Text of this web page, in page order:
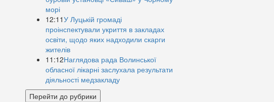
морі
12:11У Луцькій громаді
проінспектували укриття в закладах
освіти, щодо яких надходили скарги
жителів
11:12Наглядова рада Волинської
обласної лікарні заслухала результати
діяльності медзакладу
Перейти до рубрики